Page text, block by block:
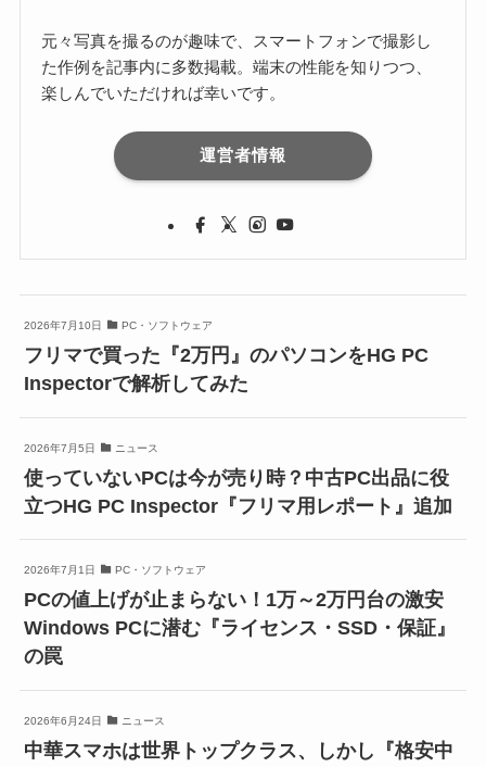
元々写真を撮るのが趣味で、スマートフォンで撮影し
た作例を記事内に多数掲載。端末の性能を知りつつ、
楽しんでいただければ幸いです。
運営者情報
2026年7月10日 PC・ソフトウェア
フリマで買った『2万円』のパソコンをHG PC
Inspectorで解析してみた
2026年7月5日 ニュース
使っていないPCは今が売り時？中古PC出品に役
立つHG PC Inspector『フリマ用レポート』追加
2026年7月1日 PC・ソフトウェア
PCの値上げが止まらない！1万～2万円台の激安
Windows PCに潜む『ライセンス・SSD・保証』
の罠
2026年6月24日 ニュース
中華スマホは世界トップクラス、しかし『格安中